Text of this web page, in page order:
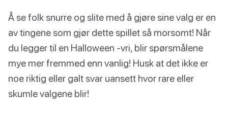
Å se folk snurre og slite med å gjøre sine valg er en
av tingene som gjør dette spillet så morsomt! Når
du legger til en Halloween -vri, blir spørsmålene
mye mer fremmed enn vanlig! Husk at det ikke er
noe riktig eller galt svar uansett hvor rare eller
skumle valgene blir!